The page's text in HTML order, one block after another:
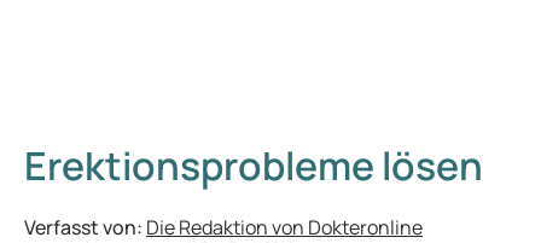
Erektionsprobleme lösen
Verfasst von: Die Redaktion von Dokteronline